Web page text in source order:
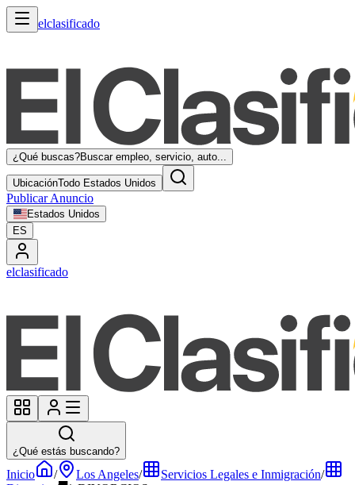
elclasificado
¿Qué buscas?Buscar empleo, servicio, auto...
UbicaciónTodo Estados Unidos
Publicar Anuncio
Estados Unidos
ES
elclasificado
¿Qué estás buscando?
Inicio / Los Angeles/ Servicios Legales e Inmigración/